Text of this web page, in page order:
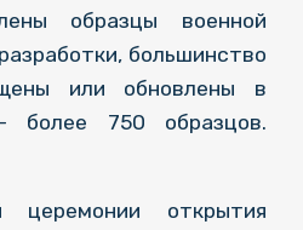
образцы военной
большинство
или обновлены в
более 750 образцов.
церемонии открытия